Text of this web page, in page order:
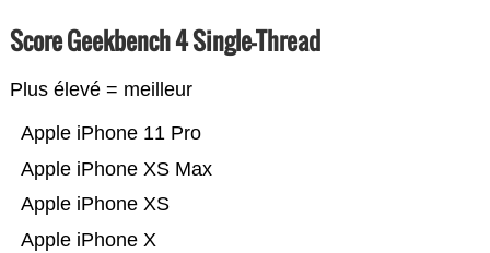
Score Geekbench 4 Single-Thread
Plus élevé = meilleur
Apple iPhone X
Apple iPhone XS
Apple iPhone XS Max
Apple iPhone 11 Pro